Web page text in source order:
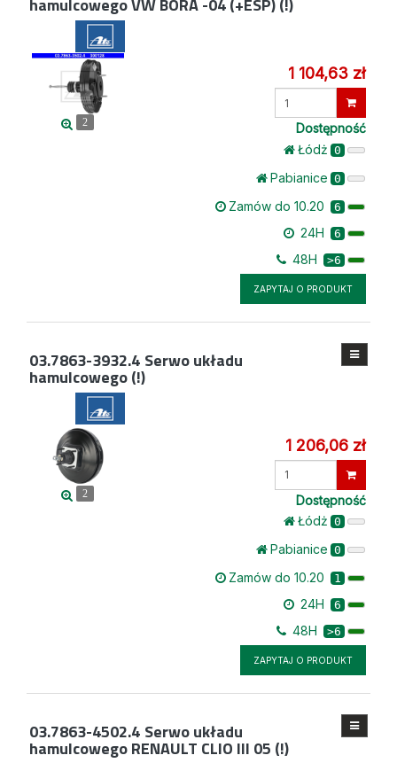
hamulcowego VW BORA -04 (+ESP) (!)
2
1 104,63 zł
Dostępność
Łódż 0
Pabianice 0
Zamów do 10.20 6
24H 6
48H >6
ZAPYTAJ O PRODUKT
03.7863-3932.4 Serwo układu
hamulcowego (!)
2
1 206,06 zł
Wprowadź
Dostępność
Łódż 0
Pabianice 0
Zamów do 10.20 1
24H 6
48H >6
ZAPYTAJ O PRODUKT
03.7863-4502.4 Serwo układu
hamulcowego RENAULT CLIO III 05 (!)